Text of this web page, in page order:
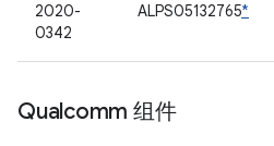
2020-
0342
ALPS05132765*
Qualcomm 组件